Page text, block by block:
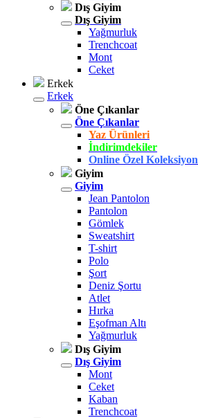
Dış Giyim
Dış Giyim
Yağmurluk
Trenchcoat
Mont
Ceket
Erkek
Erkek
Öne Çıkanlar
Öne Çıkanlar
Yaz Ürünleri
İndirimdekiler
Online Özel Koleksiyon
Giyim
Giyim
Jean Pantolon
Pantolon
Gömlek
Sweatshirt
T-shirt
Polo
Şort
Deniz Şortu
Atlet
Hırka
Eşofman Altı
Yağmurluk
Dış Giyim
Dış Giyim
Mont
Ceket
Kaban
Trenchcoat